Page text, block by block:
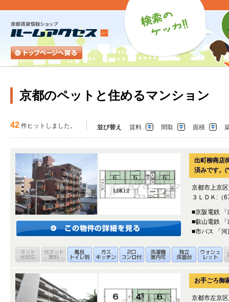
京都のペットと住めるマンション
42 件ヒットしました。 並び替え 賃料 間取 面積
出町柳商店
済みです。
京都市上京
３ＬＤＫ:（
■京阪電鉄
■叡山電鉄
■市バス 「
お手ごろ御
京都市左京